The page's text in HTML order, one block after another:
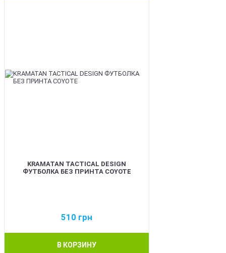
KRAMATAN TACTICAL DESIGN
ФУТБОЛКА БЕЗ ПРИНТА COYOTE
510 грн
В КОРЗИНУ